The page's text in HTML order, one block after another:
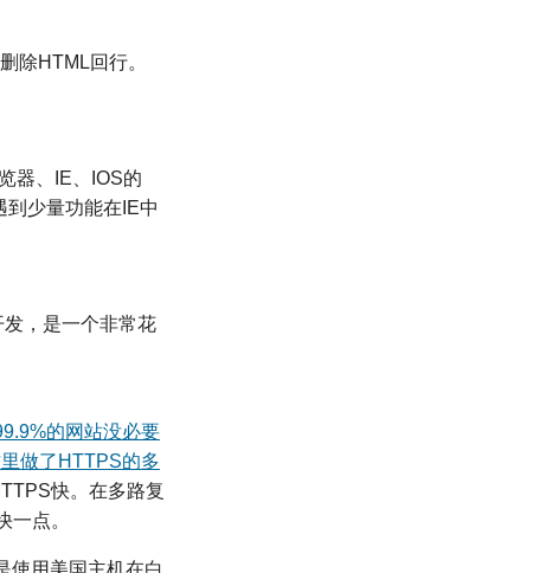
除HTML回行。
器、IE、IOS的
少量功能在IE中
，是一个非常花
的网站没必要
做了HTTPS的多
快。在多路复
点。
使用美国主机在白